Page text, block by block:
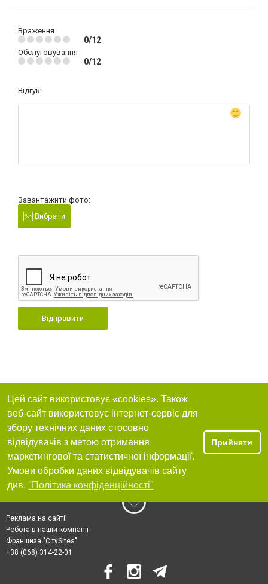
Враження
0/12
Обслуговування
0/12
Відгук:
Завантажити фото:
Вибрати
Відправити
Цей сайт використовує «cookies». Також
веб-сайт використовує інтернет-сервіс для
збору технічних даних стосовно
відвідувачів з метою отримання
маркетингової та статистичної інформації.
Умови обробки даних відвідувачів сайту
див. "Політика конфіденційності"
Прийняти
Реклама на сайті
Робота в нашій компанії
Франшиза "CitySites"
+38 (068) 314-22-01